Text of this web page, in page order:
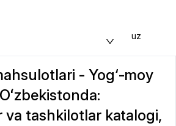
uz
- Yog‘-moy
va tashkilotlar katalogi,